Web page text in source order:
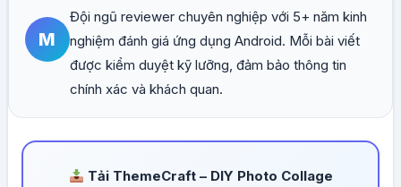
M
Đội ngũ reviewer chuyên nghiệp với 5+ năm kinh
nghiệm đánh giá ứng dụng Android. Mỗi bài viết
được kiểm duyệt kỹ lưỡng, đảm bảo thông tin
chính xác và khách quan.
Tải ThemeCraft – DIY Photo Collage